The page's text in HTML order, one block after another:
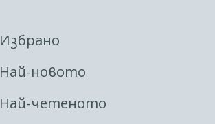
Избрано
Най-новото
Най-четеното